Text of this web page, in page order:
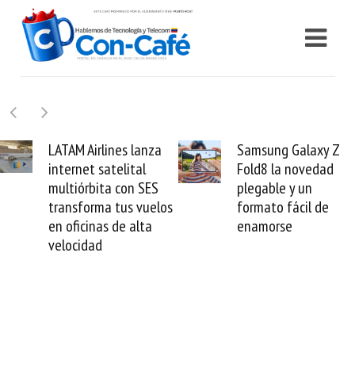
lanza
satelital
con SES
tus vuelos
de alta
Samsung Galaxy Z
Fold8 la novedad
plegable y un
formato fácil de
enamorse